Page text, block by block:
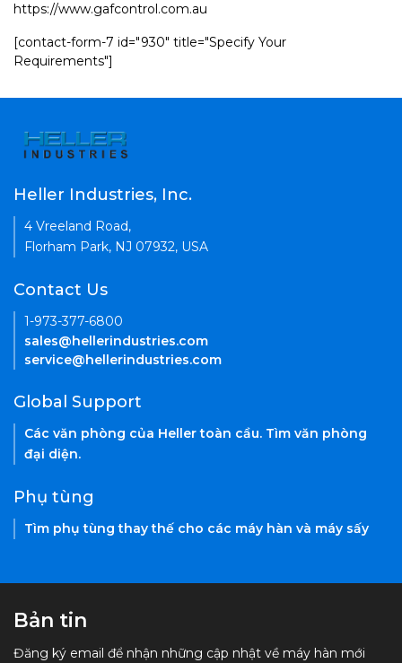
https://www.gafcontrol.com.au
[contact-form-7 id="930" title="Specify Your
Requirements"]
Heller Industries, Inc.
4 Vreeland Road,
Florham Park, NJ 07932, USA
Contact Us
1-973-377-6800
sales@hellerindustries.com
service@hellerindustries.com
Global Support
Các văn phòng của Heller toàn cầu. Tìm văn phòng
đại diện.
Phụ tùng
Tìm phụ tùng thay thế cho các máy hàn và máy sấy
Bản tin
Đăng ký email để nhận những cập nhật về máy hàn mới